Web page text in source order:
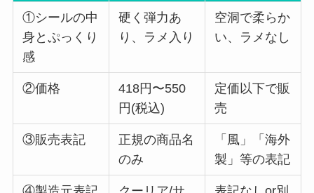
①シールの中
身とぷっくり
感
硬く弾力あ
り、ラメ入り
空洞で柔らか
い、ラメなし
②価格
418円〜550
円(税込)
定価以下で販
売
③販売表記
正規の商品名
のみ
「風」「海外
製」等の表記